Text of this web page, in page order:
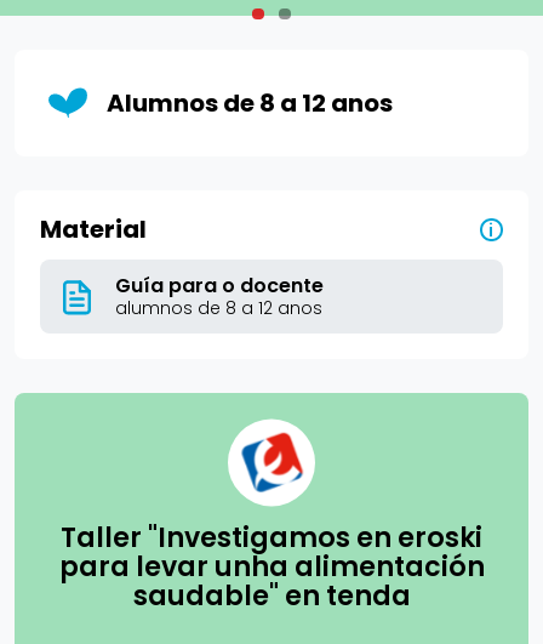
Alumnos de 8 a 12 anos
Material i
Guía para o docente
alumnos de 8 a 12 anos
Taller "Investigamos en eroski
para levar unha alimentación
saudable" en tenda